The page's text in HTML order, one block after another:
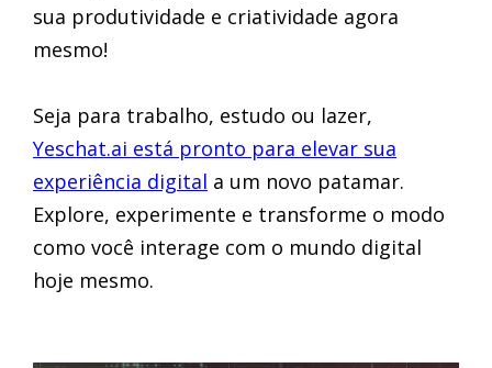
sua produtividade e criatividade agora
mesmo!
Seja para trabalho, estudo ou lazer,
Yeschat.ai está pronto para elevar sua
experiência digital a um novo patamar.
Explore, experimente e transforme o modo
como você interage com o mundo digital
hoje mesmo.